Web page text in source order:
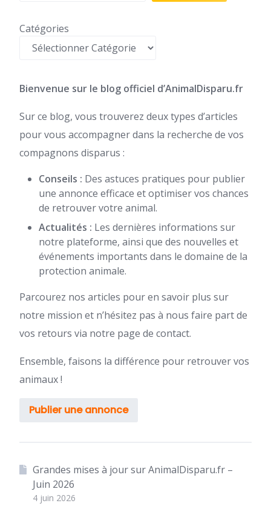
Catégories
Bienvenue sur le blog officiel d’AnimalDisparu.fr
Sur ce blog, vous trouverez deux types d’articles
pour vous accompagner dans la recherche de vos
compagnons disparus :
Conseils : Des astuces pratiques pour publier
une annonce efficace et optimiser vos chances
de retrouver votre animal.
Actualités : Les dernières informations sur
notre plateforme, ainsi que des nouvelles et
événements importants dans le domaine de la
protection animale.
Parcourez nos articles pour en savoir plus sur
notre mission et n’hésitez pas à nous faire part de
vos retours via notre page de contact.
Ensemble, faisons la différence pour retrouver vos
animaux !
Publier une annonce
Grandes mises à jour sur AnimalDisparu.fr –
Juin 2026
4 juin 2026